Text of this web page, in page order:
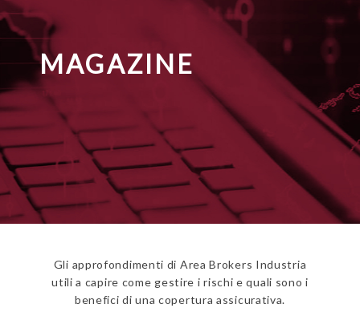
MAGAZINE
Gli approfondimenti di Area Brokers Industria
utili a capire come gestire i rischi e quali sono i
benefici di una copertura assicurativa.